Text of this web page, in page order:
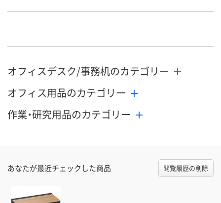
お申込番
オフィスデスク/事務机のカテゴリー
オフィス用品のカテゴリー
作業・研究用品のカテゴリー
あなたが最近チェックした商品 閲覧履歴の削除